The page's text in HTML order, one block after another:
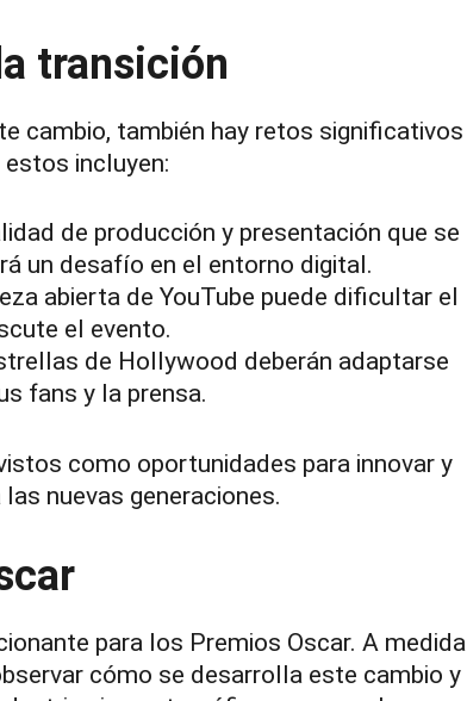
transición
cambio, también hay retos significativos
incluyen:
de producción y presentación que se
un desafío en el entorno digital.
abierta de YouTube puede dificultar el
el evento.
de Hollywood deberán adaptarse
fans y la prensa.
como oportunidades para innovar y
nuevas generaciones.
para los Premios Oscar. A medida
cómo se desarrolla este cambio y